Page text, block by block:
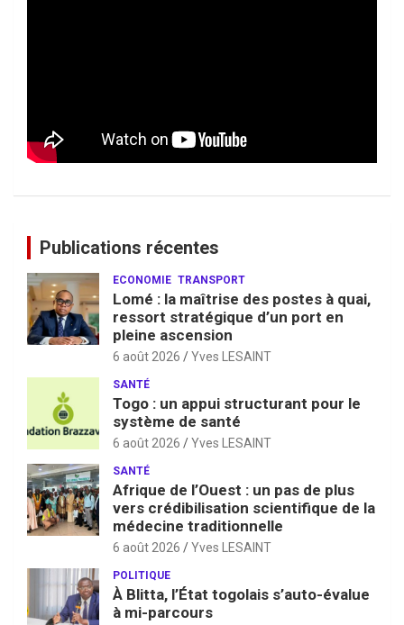
Publications récentes
ECONOMIE TRANSPORT
Lomé : la maîtrise des postes à quai,
ressort stratégique d’un port en
pleine ascension
6 août 2026 Yves LESAINT
SANTÉ
Togo : un appui structurant pour le
système de santé
6 août 2026 Yves LESAINT
SANTÉ
Afrique de l’Ouest : un pas de plus
vers crédibilisation scientifique de la
médecine traditionnelle
6 août 2026 Yves LESAINT
POLITIQUE
À Blitta, l’État togolais s’auto-évalue
à mi-parcours